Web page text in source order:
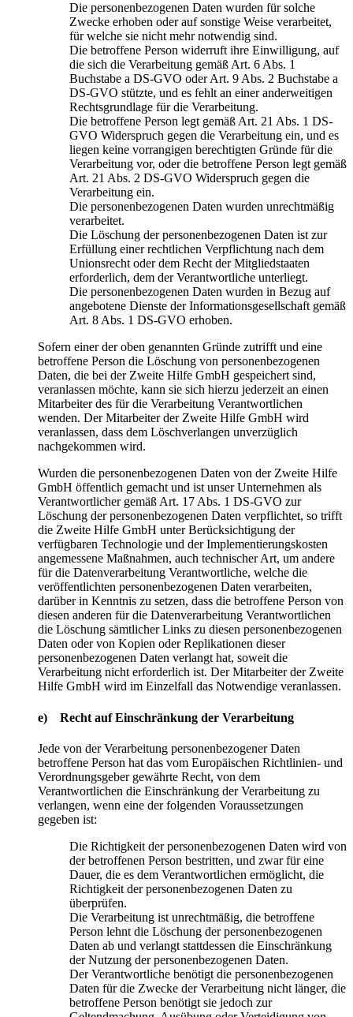
Die personenbezogenen Daten wurden für solche
Zwecke erhoben oder auf sonstige Weise verarbeitet,
für welche sie nicht mehr notwendig sind.
Die betroffene Person widerruft ihre Einwilligung, auf
die sich die Verarbeitung gemäß Art. 6 Abs. 1
Buchstabe a DS-GVO oder Art. 9 Abs. 2 Buchstabe a
DS-GVO stützte, und es fehlt an einer anderweitigen
Rechtsgrundlage für die Verarbeitung.
Die betroffene Person legt gemäß Art. 21 Abs. 1 DS-
GVO Widerspruch gegen die Verarbeitung ein, und es
liegen keine vorrangigen berechtigten Gründe für die
Verarbeitung vor, oder die betroffene Person legt gemäß
Art. 21 Abs. 2 DS-GVO Widerspruch gegen die
Verarbeitung ein.
Die personenbezogenen Daten wurden unrechtmäßig
verarbeitet.
Die Löschung der personenbezogenen Daten ist zur
Erfüllung einer rechtlichen Verpflichtung nach dem
Unionsrecht oder dem Recht der Mitgliedstaaten
erforderlich, dem der Verantwortliche unterliegt.
Die personenbezogenen Daten wurden in Bezug auf
angebotene Dienste der Informationsgesellschaft gemäß
Art. 8 Abs. 1 DS-GVO erhoben.
Sofern einer der oben genannten Gründe zutrifft und eine
betroffene Person die Löschung von personenbezogenen
Daten, die bei der Zweite Hilfe GmbH gespeichert sind,
veranlassen möchte, kann sie sich hierzu jederzeit an einen
Mitarbeiter des für die Verarbeitung Verantwortlichen
wenden. Der Mitarbeiter der Zweite Hilfe GmbH wird
veranlassen, dass dem Löschverlangen unverzüglich
nachgekommen wird.
Wurden die personenbezogenen Daten von der Zweite Hilfe
GmbH öffentlich gemacht und ist unser Unternehmen als
Verantwortlicher gemäß Art. 17 Abs. 1 DS-GVO zur
Löschung der personenbezogenen Daten verpflichtet, so trifft
die Zweite Hilfe GmbH unter Berücksichtigung der
verfügbaren Technologie und der Implementierungskosten
angemessene Maßnahmen, auch technischer Art, um andere
für die Datenverarbeitung Verantwortliche, welche die
veröffentlichten personenbezogenen Daten verarbeiten,
darüber in Kenntnis zu setzen, dass die betroffene Person von
diesen anderen für die Datenverarbeitung Verantwortlichen
die Löschung sämtlicher Links zu diesen personenbezogenen
Daten oder von Kopien oder Replikationen dieser
personenbezogenen Daten verlangt hat, soweit die
Verarbeitung nicht erforderlich ist. Der Mitarbeiter der Zweite
Hilfe GmbH wird im Einzelfall das Notwendige veranlassen.
e) Recht auf Einschränkung der Verarbeitung
Jede von der Verarbeitung personenbezogener Daten
betroffene Person hat das vom Europäischen Richtlinien- und
Verordnungsgeber gewährte Recht, von dem
Verantwortlichen die Einschränkung der Verarbeitung zu
verlangen, wenn eine der folgenden Voraussetzungen
gegeben ist:
Die Richtigkeit der personenbezogenen Daten wird von
der betroffenen Person bestritten, und zwar für eine
Dauer, die es dem Verantwortlichen ermöglicht, die
Richtigkeit der personenbezogenen Daten zu
überprüfen.
Die Verarbeitung ist unrechtmäßig, die betroffene
Person lehnt die Löschung der personenbezogenen
Daten ab und verlangt stattdessen die Einschränkung
der Nutzung der personenbezogenen Daten.
Der Verantwortliche benötigt die personenbezogenen
Daten für die Zwecke der Verarbeitung nicht länger, die
betroffene Person benötigt sie jedoch zur